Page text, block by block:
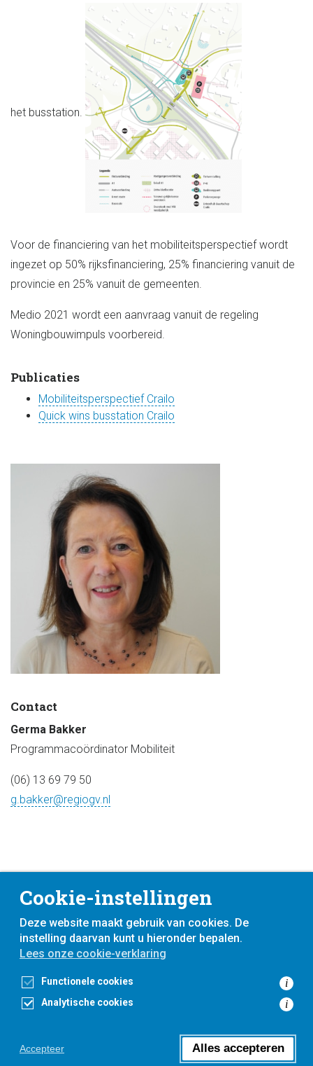
het busstation.
Voor de financiering van het mobiliteitsperspectief wordt
ingezet op 50% rijksfinanciering, 25% financiering vanuit de
provincie en 25% vanuit de gemeenten.
Medio 2021 wordt een aanvraag vanuit de regeling
Woningbouwimpuls voorbereid.
Publicaties
Mobiliteitsperspectief Crailo
Quick wins busstation Crailo
Contact
Germa Bakker
Programmacoördinator Mobiliteit
(06) 13 69 79 50
g.bakker@regiogv.nl
voor inwoners,metgemeenten
Toegankelijkheidsverklaring
Cookie-instellingen
Deze website maakt gebruik van cookies. De
instelling daarvan kunt u hieronder bepalen.
Lees onze cookie-verklaring
Functionele cookies i
Analytische cookies i
Accepteer Alles accepteren